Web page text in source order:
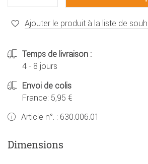
Ajouter le produit à la liste de
Temps de livraison :
4 - 8 jours
Envoi de colis
France: 5,95 €
Article n°. : 630.006.01
Dimensions